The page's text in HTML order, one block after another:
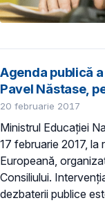
Agenda publică
Pavel Năstase,
20 februarie 2017
Ministrul Educației
17 februarie 2017, la
Europeană,
Consiliului.
dezbaterii publice